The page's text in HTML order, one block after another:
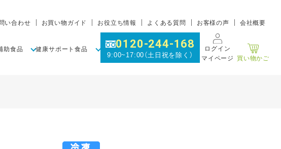
い合わせ お買い物ガイド お役立ち情報 よくある質問 お客様の声 会社概要
助食品 健康サポート食品 0120-244-168
9:00~17:00（土日祝を除く）
ログイン
マイページ 買い物かご